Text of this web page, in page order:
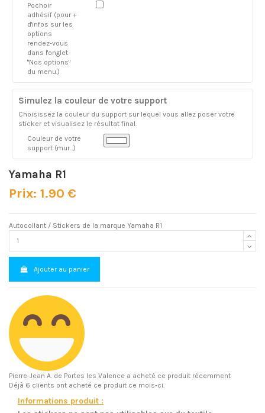
Pochoir
adhésif (pour +
d'infos sur les
options
rendez-vous
dans l'onglet
"Nos options"
du menu.)
Simulez la couleur de votre support
Choisissez la couleur du support sur lequel vous allez poser votre
sticker et visualisez le résultat final.
Couleur de votre
support (mur...)
Yamaha R1
Prix: 1.90 €
Autocollant / Stickers de la marque Yamaha R1
Ajouter au panier
Pierre-Jean A. de Portes les Valence a acheté ce produit récemment
Déjà 6 clients ont acheté ce produit ce mois-ci.
Informations produit :